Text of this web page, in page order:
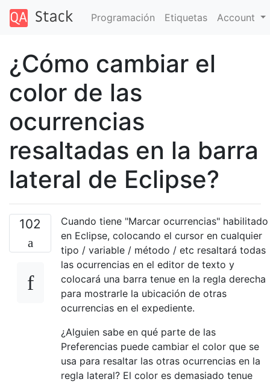
Programación Etiquetas Account
¿Cómo cambiar el
color de las
ocurrencias
resaltadas en la barra
lateral de Eclipse?
102
Cuando tiene "Marcar ocurrencias" habilitado
en Eclipse, colocando el cursor en cualquier
tipo / variable / método / etc resaltará todas
las ocurrencias en el editor de texto y
colocará una barra tenue en la regla derecha
para mostrarle la ubicación de otras
ocurrencias en el expediente.
¿Alguien sabe en qué parte de las
Preferencias puede cambiar el color que se
usa para resaltar las otras ocurrencias en la
regla lateral? El color es demasiado tenue